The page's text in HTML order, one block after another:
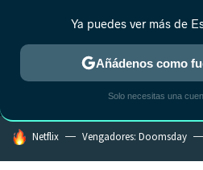
MENÚ
ESTRENOS REALITY
HOY SE HABLA DE
Netflix Vengadores: Doomsday
Ya puedes ver más de
Añádenos como
Solo necesitas una